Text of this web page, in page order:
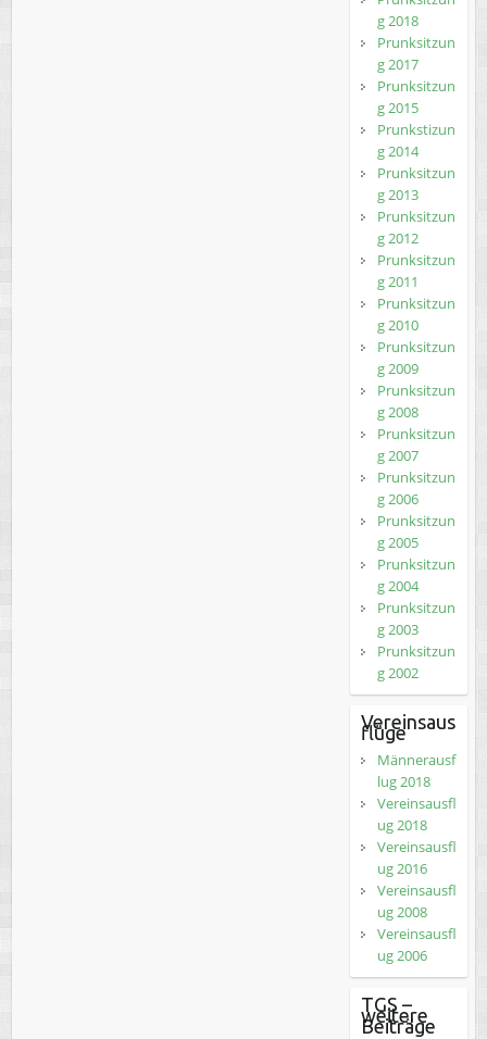
g 2018
Prunksitzun
g 2017
Prunksitzun
g 2015
Prunkstizun
g 2014
Prunksitzun
g 2013
Prunksitzun
g 2012
Prunksitzun
g 2011
Prunksitzun
g 2010
Prunksitzun
g 2009
Prunksitzun
g 2008
Prunksitzun
g 2007
Prunksitzun
g 2006
Prunksitzun
g 2005
Prunksitzun
g 2004
Prunksitzun
g 2003
Prunksitzun
g 2002
Vereinsaus
flüge
Männerausf
lug 2018
Vereinsausfl
ug 2018
Vereinsausfl
ug 2016
Vereinsausfl
ug 2008
Vereinsausfl
ug 2006
TGS –
weitere
Beiträge